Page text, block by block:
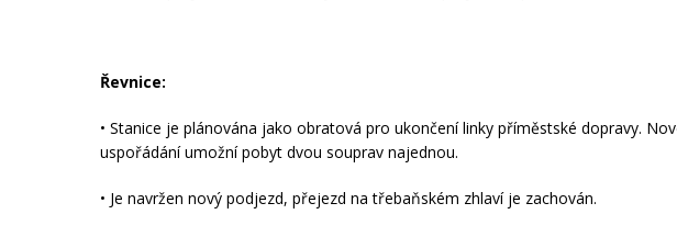
Řevnice:
• Stanice je plánována jako obratová pro ukončení linky příměstské dopravy.
uspořádání umožní pobyt dvou souprav najednou.
• Je navržen nový podjezd, přejezd na třebaňském zhlaví je zachován.